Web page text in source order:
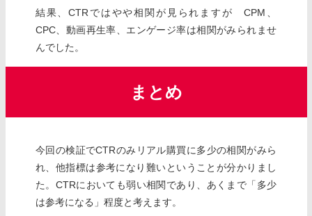
結果、CTRではやや相関が見られますが CPM、
CPC、動画再生率、エンゲージ率は相関がみられませ
んでした。
まとめ
今回の検証でCTRのみリアル購買に多少の相関がみら
れ、他指標は参考になり難いということが分かりまし
た。CTRにおいても弱い相関であり、あくまで「多少
は参考になる」程度と考えます。